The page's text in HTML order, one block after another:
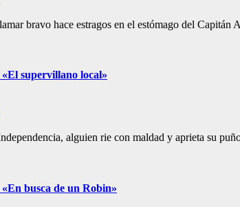
bravo hace estragos en el estómago del
supervillano local»
alguien rie con maldad y aprieta su
busca de un Robin»